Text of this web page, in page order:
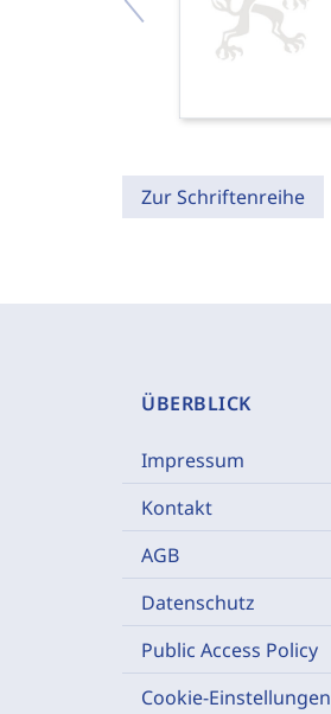
Zur Schriftenreihe
ÜBERBLICK
Impressum
Kontakt
AGB
Datenschutz
Public Access Policy
Cookie-Einstellungen